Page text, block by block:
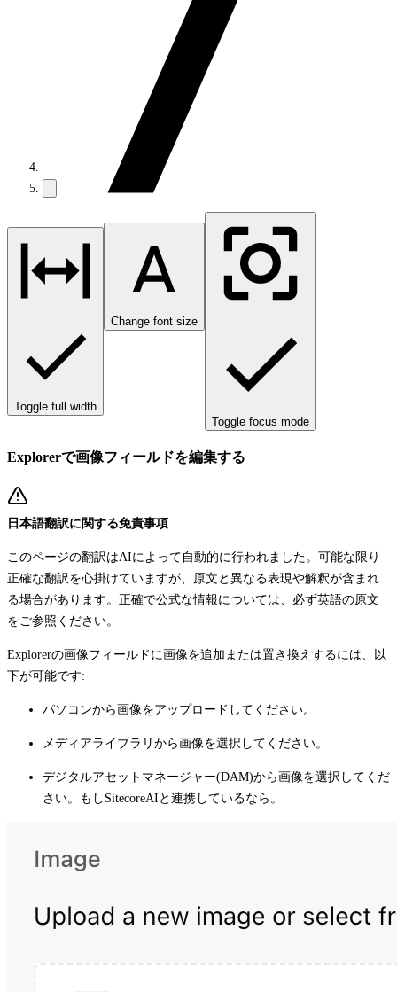
Toggle full width
Change font size
Toggle focus mode
Explorerで画像フィールドを編集する
日本語翻訳に関する免責事項
このページの翻訳はAIによって自動的に行われました。可能な限り
正確な翻訳を心掛けていますが、原文と異なる表現や解釈が含まれ
る場合があります。正確で公式な情報については、必ず英語の原文
をご参照ください。
Explorerの画像フィールドに画像を追加または置き換えするには、以
下が可能です:
パソコンから画像をアップロードしてください。
メディアライブラリから画像を選択してください。
デジタルアセットマネージャー(DAM)から画像を選択してくだ
さい。もしSitecoreAIと連携しているなら。